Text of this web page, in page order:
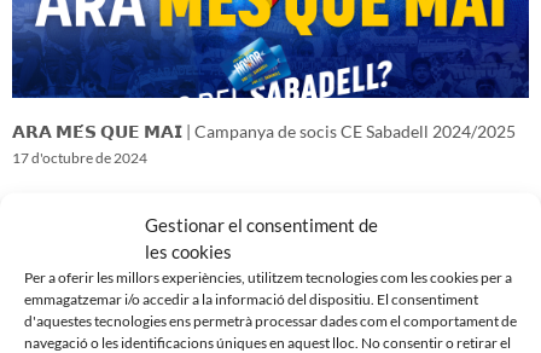
Gestionar el consentiment de
les cookies
Per a oferir les millors experiències, utilitzem tecnologies com les cookies per a
emmagatzemar i/o accedir a la informació del dispositiu. El consentiment
d'aquestes tecnologies ens permetrà processar dades com el comportament de
navegació o les identificacions úniques en aquest lloc. No consentir o retirar el
𝗔𝗥𝗔 𝗠𝗘́𝗦 𝗤𝗨𝗘 𝗠𝗔𝗜 | Campanya de socis CE Sabadell 2024/2025
17 d'octubre de 2024